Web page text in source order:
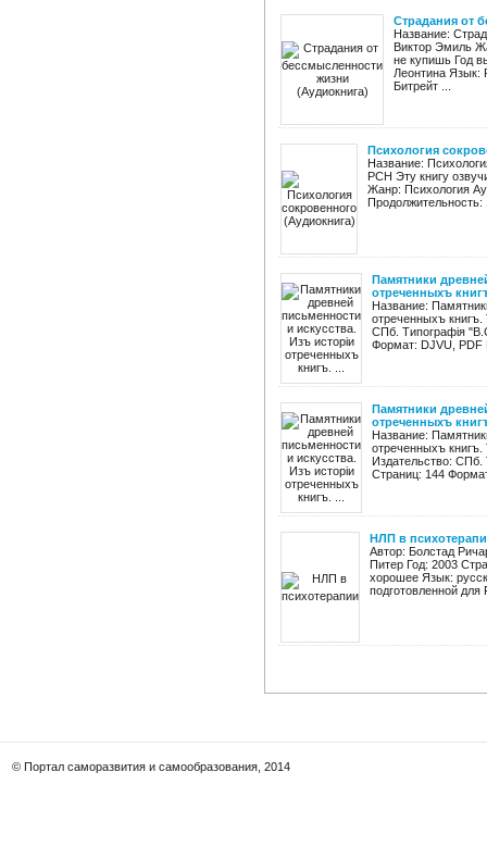
Страдания от
Название:
Виктор Эмиль
не купишь Год
Леонтина Язык:
Битрейт ...
Психология
Название:
РСН Эту книгу
Жанр: Психология
Памятники
отреченныхъ
Название:
отреченныхъ
СПб. Типографiя
Формат: DJVU, PDF
Памятники
отреченныхъ
Название:
отреченныхъ
Издательство:
Страниц: 144
НЛП в
Автор: Болстад
Питер Год: 2003
хорошее Язык:
подготовленной
© Портал саморазвития и самообразования, 2014